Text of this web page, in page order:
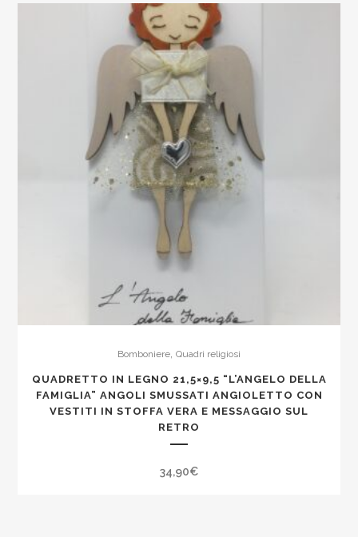
Bomboniere, Quadri religiosi
QUADRETTO IN LEGNO 21,5×9,5 “L’ANGELO DELLA
FAMIGLIA” ANGOLI SMUSSATI ANGIOLETTO CON
VESTITI IN STOFFA VERA E MESSAGGIO SUL
RETRO
34,90€